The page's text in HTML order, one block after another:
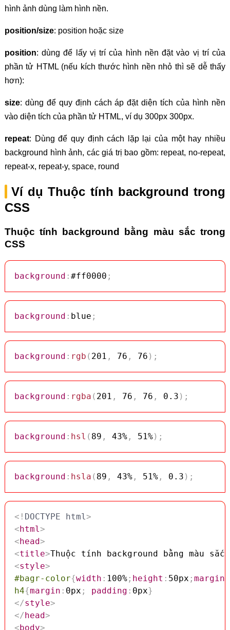
hình ảnh dùng làm hình nền.
position/size: position hoặc size
position: dùng để lấy vị trí của hình nền đặt vào vị trí của
phần tử HTML (nếu kích thước hình nền nhỏ thì sẽ dễ thấy
hơn):
size: dùng để quy định cách áp đặt diện tích của hình nền
vào diện tích của phần tử HTML, ví dụ 300px 300px.
repeat: Dùng để quy định cách lặp lại của một hay nhiều
background hình ảnh, các giá trị bao gồm: repeat, no-repeat,
repeat-x, repeat-y, space, round
Ví dụ Thuộc tính background trong
CSS
Thuộc tính background bằng màu sắc trong
CSS
background : #ff0000 ;
background : blue ;
background : rgb ( 201 , 76 , 76 ) ;
background : rgba ( 201 , 76 , 76 , 0.3 ) ;
background : hsl ( 89 , 43%, 51%) ;
background : hsla ( 89 , 43%, 51%, 0.3 ) ;
<! DOCTYPE html >
<html >
<head>
<title>Thuộc tính background bằng màu sắc
<style>
#bagr-color{width : 100%; height : 50px ;
h4{margin : 0px ; padding : 0px}
</style>
</head>
<body>